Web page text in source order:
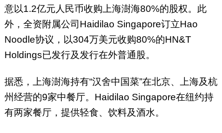
意以1.2亿元人民币收购上海澍海80%的股权。此
外，全资附属公司Haidilao Singapore订立Hao
Noodle协议，以304万美元收购80%的HN&T
Holdings已发行及发行在外普通股。
据悉，上海澍海持有“汉舍中国菜”在北京、上海及杭
州经营的9家中餐厅。Haidilao Singapore在纽约持
有两家餐厅，提供轻食、饮料及酒水。